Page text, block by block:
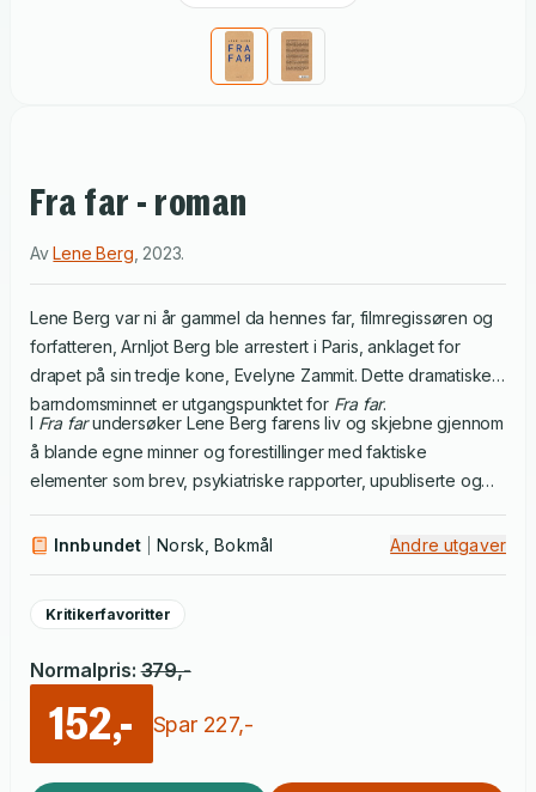
Fra far - roman
AvLene Berg 2023.
Lene Berg var ni år gammel da hennes far, filmregissøren og
forfatteren, Arnljot Berg ble arrestert i Paris, anklaget for
drapet på sin tredje kone, Evelyne Zammit. Dette dramatiske
barndomsminnet er utgangspunktet for Fra far.
I Fra farundersøker Lene Berg farens liv og skjebne gjennom
å blande egne minner og forestillinger med faktiske
elementer som brev, psykiatriske rapporter, upubliserte og
møte mellom en levende og en død kunstner, mellom en far
er et forbløffende og gripende portrett av et følsomt og
familie
Innbundet Norsk, Bokmål Andre utgaver
Kritikerfavoritter
Normalpris: 379,-
152,- Spar 227,-